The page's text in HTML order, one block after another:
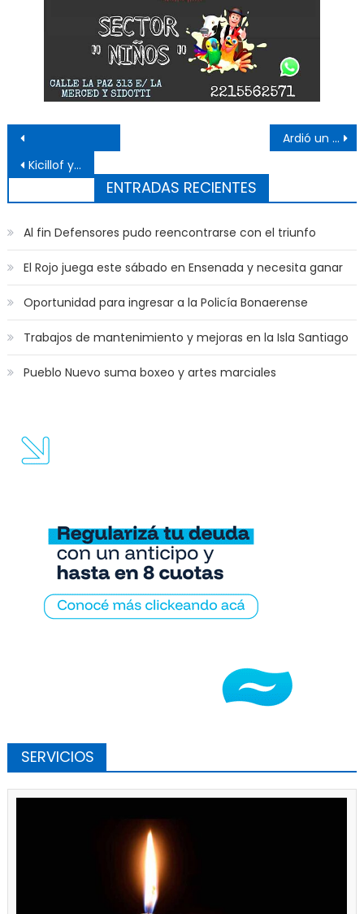
Navegación de entradas
Kicillof y Secco inauguraron nuevas obras en la ciudad
Ardió un vehículo en La Merced y Pasaje Nuñez
ENTRADAS RECIENTES
Al fin Defensores pudo reencontrarse con el triunfo
El Rojo juega este sábado en Ensenada y necesita ganar
Oportunidad para ingresar a la Policía Bonaerense
Trabajos de mantenimiento y mejoras en la Isla Santiago
Pueblo Nuevo suma boxeo y artes marciales
SERVICIOS